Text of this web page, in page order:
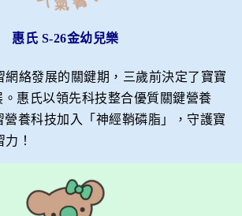
惠氏 S-26金幼兒樂
網絡發展的關鍵期，三歲前決定了寶寶
。惠氏以領先科技整合優質關鍵營養
營養科技加入「神經鞘磷脂」，守護寶
！